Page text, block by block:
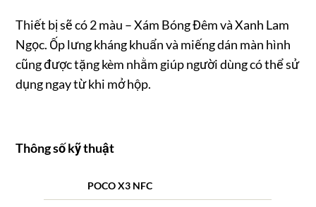
Thiết bị sẽ có 2 màu – Xám Bóng Đêm và Xanh Lam
Ngọc. Ốp lưng kháng khuẩn và miếng dán màn hình
cũng được tặng kèm nhằm giúp người dùng có thể sử
dụng ngay từ khi mở hộp.
Thông số kỹ thuật
POCO X3 NFC